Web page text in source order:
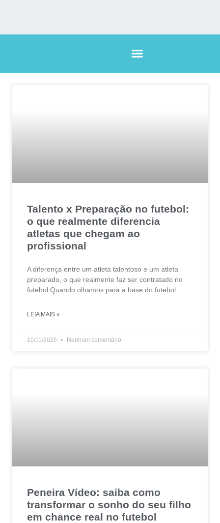
Talento x Preparação no futebol:
o que realmente diferencia
atletas que chegam ao
profissional
A diferença entre um atleta talentoso e um atleta
preparado, o que realmente faz ser contratado no
futebol Quando olhamos para a base do futebol
LEIA MAIS »
10/11/2025 Nenhum comentário
Peneira Vídeo: saiba como
transformar o sonho do seu filho
em chance real no futebol